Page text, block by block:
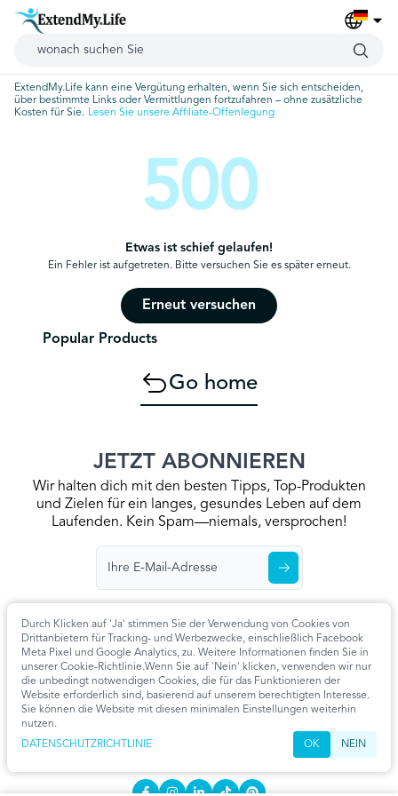
ExtendMy.Life kann eine Vergütung erhalten, wenn Sie sich entscheiden,
über bestimmte Links oder Vermittlungen fortzufahren – ohne zusätzliche
Kosten für Sie. Lesen Sie unsere Affiliate-Offenlegung
500
Etwas ist schief gelaufen!
Ein Fehler ist aufgetreten. Bitte versuchen Sie es später erneut.
Erneut versuchen
Popular Products
Go home
Durch Klicken auf 'Ja' stimmen Sie der Verwendung von Cookies von
Drittanbietern für Tracking- und Werbezwecke, einschließlich Facebook
Meta Pixel und Google Analytics, zu. Weitere Informationen finden Sie in
unserer Cookie-Richtlinie.Wenn Sie auf 'Nein' klicken, verwenden wir nur
die unbedingt notwendigen Cookies, die für das Funktionieren der
Website erforderlich sind, basierend auf unserem berechtigten Interesse.
Sie können die Website mit diesen minimalen Einstellungen weiterhin
nutzen.
DATENSCHUTZRICHTLINIE
OK NEIN
JETZT ABONNIEREN
Wir halten dich mit den besten Tipps, Top-Produkten
und Zielen für ein langes, gesundes Leben auf dem
Laufenden. Kein Spam—niemals, versprochen!
StartseiteDatenschutzrichtlinieAllgemeine Geschäftsbedingungen
Kontaktieren Sie Uns
Artikel Cookie-Einstellungen
KONTAKT